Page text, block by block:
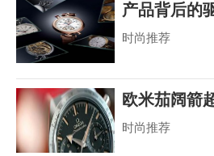
产品背后的
时尚推荐
欧米茄阔箭
时尚推荐